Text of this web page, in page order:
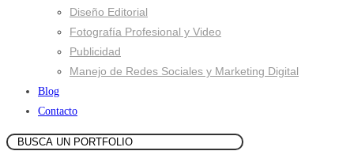
Diseño Editorial
Fotografía Profesional y Video
Publicidad
Manejo de Redes Sociales y Marketing Digital
Blog
Contacto